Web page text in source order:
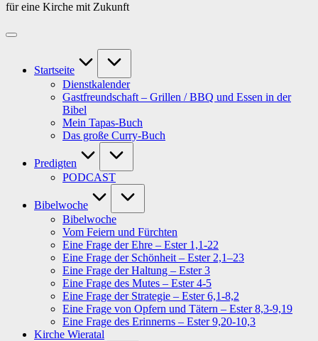
für eine Kirche mit Zukunft
Startseite
Dienstkalender
Gastfreundschaft – Grillen / BBQ und Essen in der
Bibel
Mein Tapas-Buch
Das große Curry-Buch
Predigten
PODCAST
Bibelwoche
Bibelwoche
Vom Feiern und Fürchten
Eine Frage der Ehre – Ester 1,1-22
Eine Frage der Schönheit – Ester 2,1–23
Eine Frage der Haltung – Ester 3
Eine Frage des Mutes – Ester 4-5
Eine Frage der Strategie – Ester 6,1-8,2
Eine Frage von Opfern und Tätern – Ester 8,3-9,19
Eine Frage des Erinnerns – Ester 9,20-10,3
Kirche Wieratal